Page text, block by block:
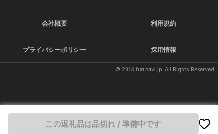
この返礼品は品切れ / 準備中です
会社概要 利用規約
プライバシーポリシー 採用情報
© 2014 furunavi.jp, All Rights Reserved.